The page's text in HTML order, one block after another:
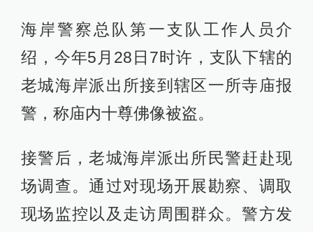
海岸警察总队第一支队工作人员介
绍，今年5月28日7时许，支队下辖的
老城海岸派出所接到辖区一所寺庙报
警，称庙内十尊佛像被盗。
接警后，老城海岸派出所民警赶赴现
场调查。通过对现场开展勘察、调取
现场监控以及走访周围群众。警方发